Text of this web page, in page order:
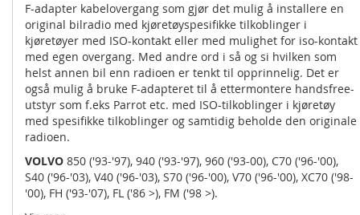
F-adapter kabelovergang som gjør det mulig å installere en
original bilradio med kjøretøyspesifikke tilkoblinger i
kjøretøyer med ISO-kontakt eller med mulighet for iso-kontakt
med egen overgang. Med andre ord i så og si hvilken som
helst annen bil enn radioen er tenkt til opprinnelig. Det er
også mulig å bruke F-adapteret til å ettermontere handsfree-
utstyr som f.eks Parrot etc. med ISO-tilkoblinger i kjøretøy
med spesifikke tilkoblinger og samtidig beholde den originale
radioen.
VOLVO 850 ('93-'97), 940 ('93-'97), 960 ('93-00), C70 ('96-'00),
S40 ('96-'03), V40 ('96-'03), S70 ('96-'00), V70 ('96-'00), XC70 ('98-
'00), FH ('93-'07), FL ('86 >), FM ('98 >).